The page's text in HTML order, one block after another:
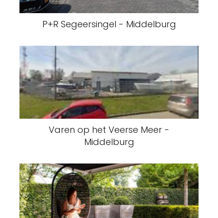
P+R Segeersingel - Middelburg
Varen op het Veerse Meer -
Middelburg